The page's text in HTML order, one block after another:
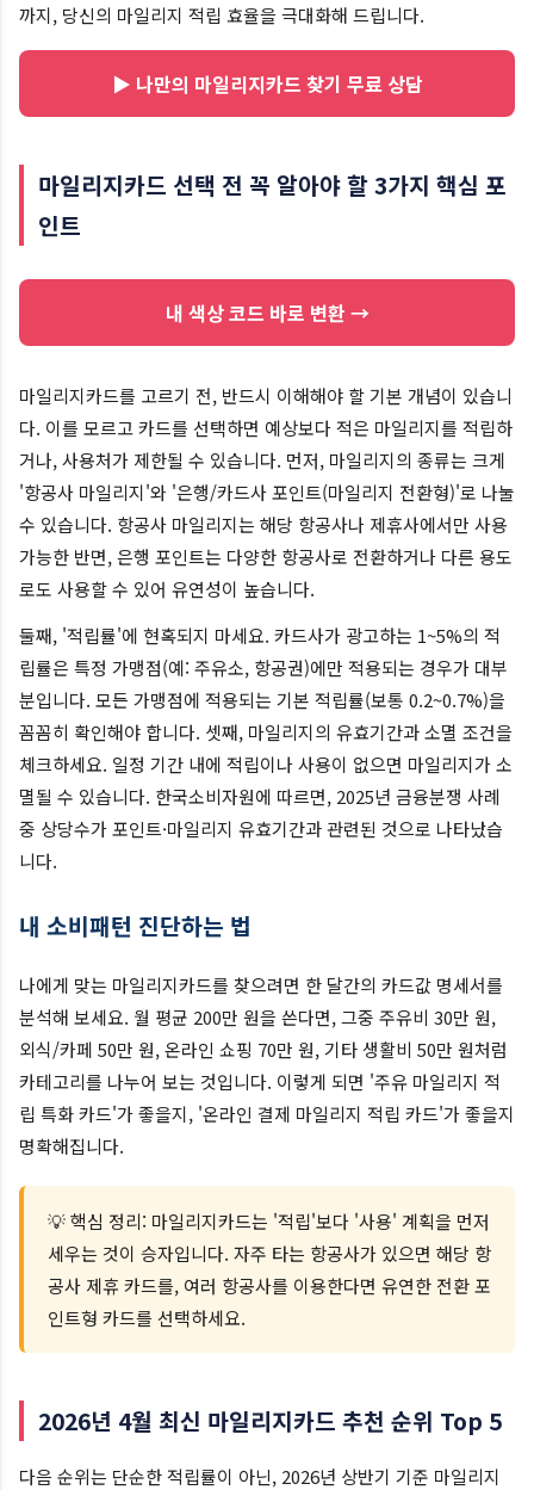
까지, 당신의 마일리지 적립 효율을 극대화해 드립니다.
▶ 나만의 마일리지카드 찾기 무료 상담
마일리지카드 선택 전 꼭 알아야 할 3가지 핵심 포
인트
내 색상 코드 바로 변환 →
마일리지카드를 고르기 전, 반드시 이해해야 할 기본 개념이 있습니
다. 이를 모르고 카드를 선택하면 예상보다 적은 마일리지를 적립하
거나, 사용처가 제한될 수 있습니다. 먼저, 마일리지의 종류는 크게
'항공사 마일리지'와 '은행/카드사 포인트(마일리지 전환형)'로 나눌
수 있습니다. 항공사 마일리지는 해당 항공사나 제휴사에서만 사용
가능한 반면, 은행 포인트는 다양한 항공사로 전환하거나 다른 용도
로도 사용할 수 있어 유연성이 높습니다.
둘째, '적립률'에 현혹되지 마세요. 카드사가 광고하는 1~5%의 적
립률은 특정 가맹점(예: 주유소, 항공권)에만 적용되는 경우가 대부
분입니다. 모든 가맹점에 적용되는 기본 적립률(보통 0.2~0.7%)을
꼼꼼히 확인해야 합니다. 셋째, 마일리지의 유효기간과 소멸 조건을
체크하세요. 일정 기간 내에 적립이나 사용이 없으면 마일리지가 소
멸될 수 있습니다. 한국소비자원에 따르면, 2025년 금융분쟁 사례
중 상당수가 포인트·마일리지 유효기간과 관련된 것으로 나타났습
니다.
내 소비패턴 진단하는 법
나에게 맞는 마일리지카드를 찾으려면 한 달간의 카드값 명세서를
분석해 보세요. 월 평균 200만 원을 쓴다면, 그중 주유비 30만 원,
외식/카페 50만 원, 온라인 쇼핑 70만 원, 기타 생활비 50만 원처럼
카테고리를 나누어 보는 것입니다. 이렇게 되면 '주유 마일리지 적
립 특화 카드'가 좋을지, '온라인 결제 마일리지 적립 카드'가 좋을지
명확해집니다.
💡 핵심 정리: 마일리지카드는 '적립'보다 '사용' 계획을 먼저
세우는 것이 승자입니다. 자주 타는 항공사가 있으면 해당 항
공사 제휴 카드를, 여러 항공사를 이용한다면 유연한 전환 포
인트형 카드를 선택하세요.
2026년 4월 최신 마일리지카드 추천 순위 Top 5
다음 순위는 단순한 적립률이 아닌, 2026년 상반기 기준 마일리지